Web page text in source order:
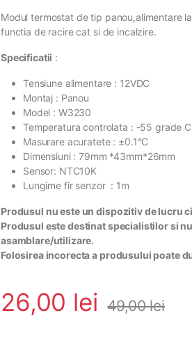
Modul termostat de tip panou,alimentare
functia de racire cat si de incalzire.
Specificatii :
Tensiune alimentare : 12VDC
Montaj : Panou
Model : W3230
Temperatura controlata : -55 grade
Masurare acuratete : ±0.1°C
Dimensiuni : 79mm *43mm*26mm
Sensor: NTC10K
Lungime fir senzor : 1m
Produsul nu este un dispozitiv de lucru
Produsul este destinat specialistilor si
asamblare/utilizare.
Folosirea incorecta a produsului poate
26,00 lei 49,00lei